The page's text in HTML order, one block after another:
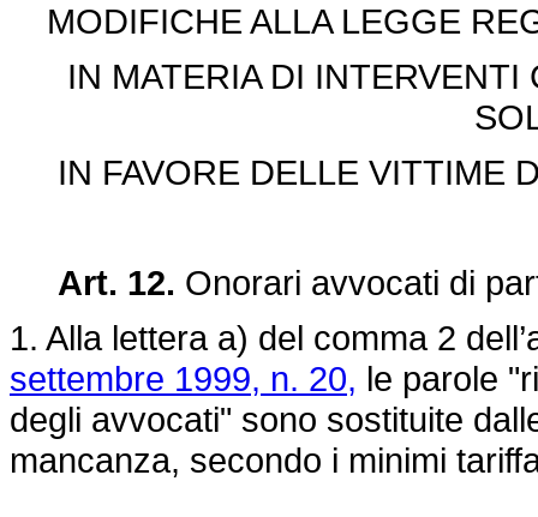
MODIFICHE ALLA LEGGE
IN MATERIA DI
IN FAVORE DELLE VITTIME
Art. 12. Onorari avvocati di
1. Alla lettera a) del comma 2
settembre 1999, n. 20, le parole
degli avvocati" sono sostituite
mancanza, secondo i minimi